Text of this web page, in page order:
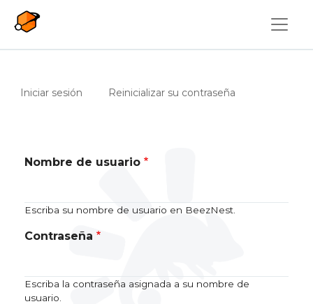
Solapas principales
Iniciar sesión (solapa activa)
Reinicializar su contraseña
Nombre de usuario
Escriba su nombre de usuario en BeezNest.
Contraseña
Escriba la contraseña asignada a su nombre de
usuario.